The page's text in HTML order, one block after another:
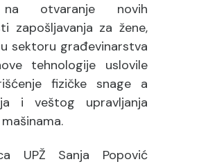
na otvaranje novih
zapošljavanja za žene,
sektoru građevinarstva
tehnologije uslovile
fizičke snage a
i veštog upravljanja
UPŽ Sanja Popović